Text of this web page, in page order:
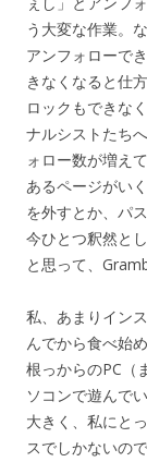
う大変な作業。
アンフォローで
きなくなると仕
ロックもできな
ナルシストたち
ォロー数が増え
あるページがい
を外すとか、パ
今ひとつ釈然と
と思って、
私、あまりイン
んでから食べ始
根っからのPC（
ソコンで遊んで
大きく、私にと
スでしかないの